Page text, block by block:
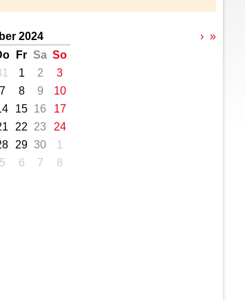
2024
Fr Sa So
1 2
3
7 8 9
10
15 16
17
22 23
24
29 30
1
5 6 7 8
› »